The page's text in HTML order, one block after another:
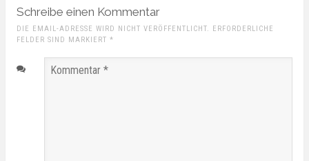
Schreibe einen Kommentar
DIE EMAIL-ADRESSE WIRD NICHT VERÖFFENTLICHT. ERFORDERLICHE
FELDER SIND MARKIERT *
Kommentar